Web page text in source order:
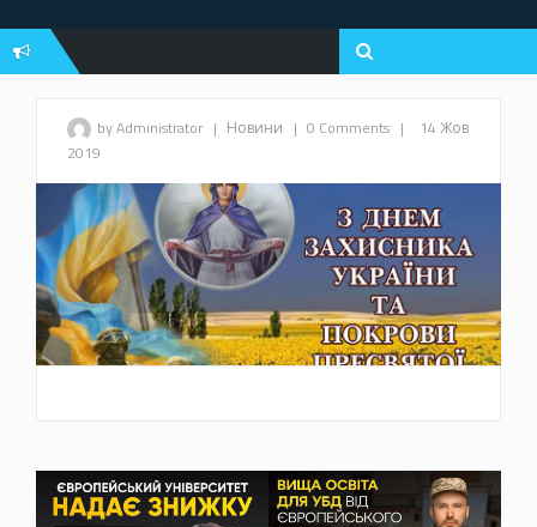
by Administrator | Новини | 0 Comments |
14 Жов
2019